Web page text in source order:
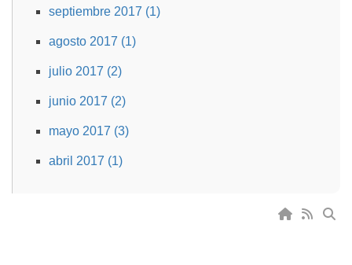
septiembre 2017 (1)
agosto 2017 (1)
julio 2017 (2)
junio 2017 (2)
mayo 2017 (3)
abril 2017 (1)